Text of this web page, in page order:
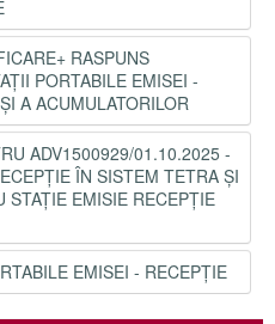
RASPUNS
PORTABILE EMISEI -
A ACUMULATORILOR
ADV1500929/01.10.2025 -
ÎN SISTEM TETRA ȘI
STAȚIE EMISIE RECEPȚIE
EMISEI - RECEPȚIE